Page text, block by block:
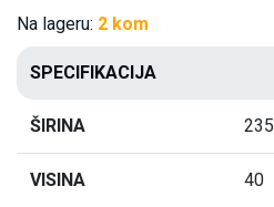
Na lageru: 2 kom
SPECIFIKACIJA
ŠIRINA 235
VISINA 40